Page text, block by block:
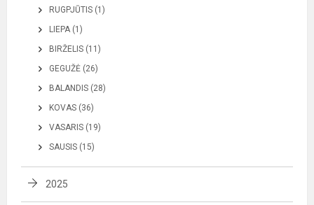
RUGPJŪTIS (1)
LIEPA (1)
BIRŽELIS (11)
GEGUŽĖ (26)
BALANDIS (28)
KOVAS (36)
VASARIS (19)
SAUSIS (15)
2025